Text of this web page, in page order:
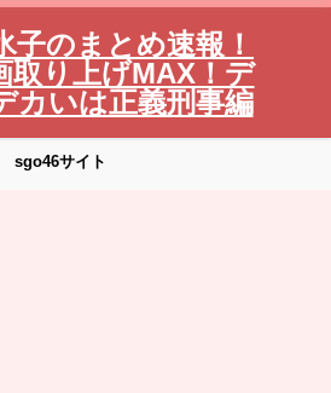
子のまとめ速報！
取り上げMAX！デ
カいは正義刑事編
sgo46サイト